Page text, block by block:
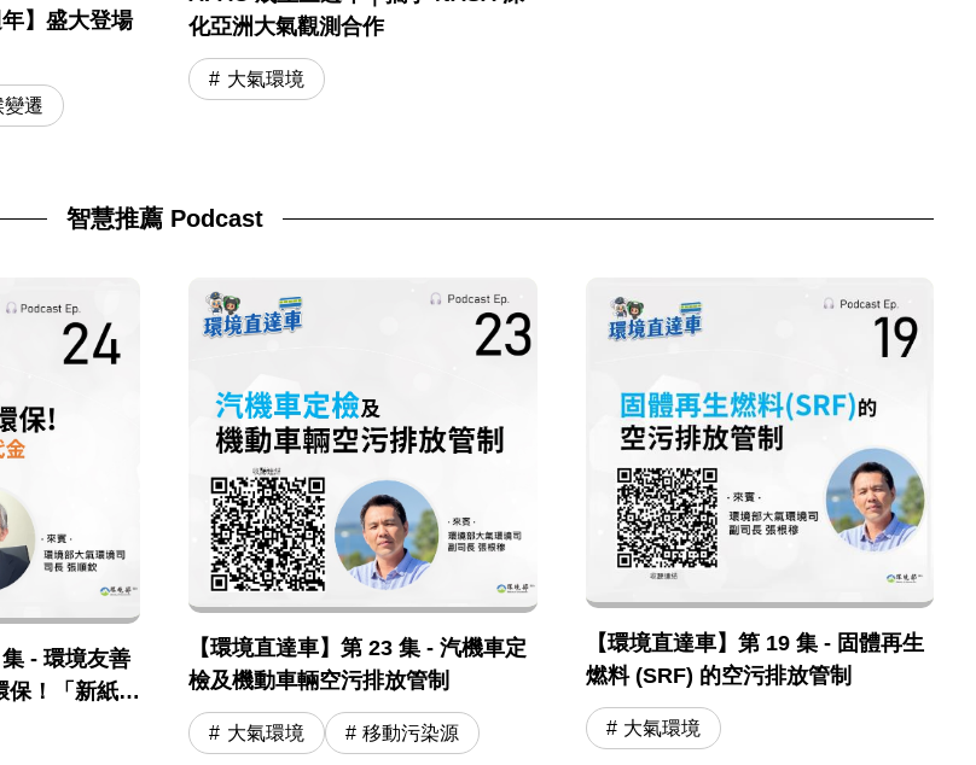
】盛大登場
變遷
化亞洲大氣觀測合作
大氣環境
智慧推薦 Podcast
- 環境友善
保！「新紙錢
【環境直達車】第 23 集 - 汽機車定
檢及機動車輛空污排放管制
大氣環境 移動污染源
【環境直達車】第 19 集 - 固體再生
燃料 (SRF) 的空污排放管制
大氣環境